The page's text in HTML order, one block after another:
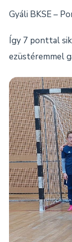
Gyáli BKSE –
Így 7 ponttal
ezüstéremmel